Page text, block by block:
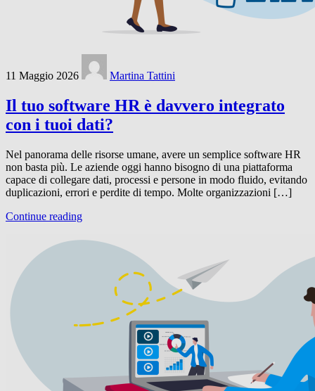
11 Maggio 2026 Martina Tattini
Il tuo software HR è davvero integrato
con i tuoi dati?
Nel panorama delle risorse umane, avere un semplice software HR
non basta più. Le aziende oggi hanno bisogno di una piattaforma
capace di collegare dati, processi e persone in modo fluido, evitando
duplicazioni, errori e perdite di tempo. Molte organizzazioni […]
Continue reading